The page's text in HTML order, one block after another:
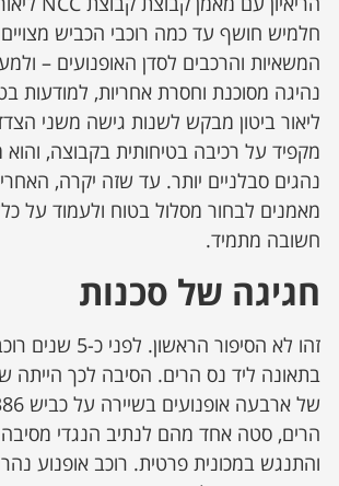
חלמיש חושף עד כמה רוכבי הכביש
המשאיות והרכבים לסדן האופנועים –
נהיגה מסוכנת וחסרת אחריות, למודעות
ליאור ביטון מבקש לשנות גישה משני
מקפיד על רכיבה בטיחותית בקבוצה, והוא
נהגים סבלניים יותר. עד שזה יקרה,
מאמנים לבחור מסלול בטוח ולעמוד על
חשובה מתמיד.
חגיגה של סכנות
זהו לא הסיפור
בתאונה ליד נס הרים. הסיבה לכך הייתה
הרים, סטה אחד מהם לנתיב הנגדי
והתנגש במכונית פרטית. רוכב אופנוע